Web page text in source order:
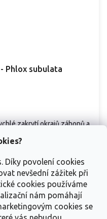
Díky povolení cookies
nevšední zážitek při
cookies používáme
nám pomáhají
cookies se
zakrytí okrajů záhonů a